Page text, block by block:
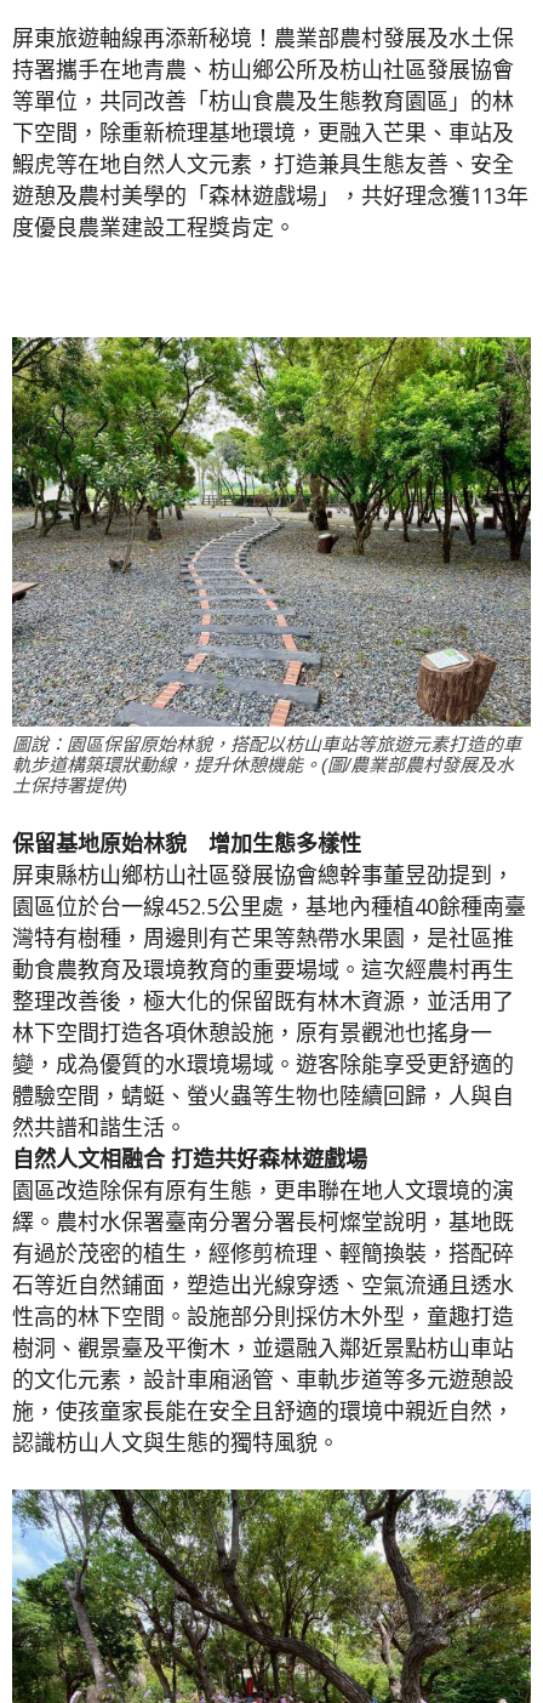
屏東旅遊軸線再添新秘境！農業部農村發展及水土保
持署攜手在地青農、枋山鄉公所及枋山社區發展協會
等單位，共同改善「枋山食農及生態教育園區」的林
下空間，除重新梳理基地環境，更融入芒果、車站及
鰕虎等在地自然人文元素，打造兼具生態友善、安全
遊憩及農村美學的「森林遊戲場」，共好理念獲113年
度優良農業建設工程獎肯定。
圖說：園區保留原始林貌，搭配以枋山車站等旅遊元素打造的車
軌步道構築環狀動線，提升休憩機能。(圖/農業部農村發展及水
土保持署提供)
保留基地原始林貌 增加生態多樣性
​屏東縣枋山鄉枋山社區發展協會總幹事董昱劭提到，
園區位於台一線452.5公里處，基地內種植40餘種南臺
灣特有樹種，周邊則有芒果等熱帶水果園，是社區推
動食農教育及環境教育的重要場域。這次經農村再生
整理改善後，極大化的保留既有林木資源，並活用了
林下空間打造各項休憩設施，原有景觀池也搖身一
變，成為優質的水環境場域。遊客除能享受更舒適的
體驗空間，蜻蜓、螢火蟲等生物也陸續回歸，人與自
然共譜和諧生活。
自然人文相融合 打造共好森林遊戲場
​園區改造除保有原有生態，更串聯在地人文環境的演
繹。農村水保署臺南分署分署長柯燦堂說明，基地既
有過於茂密的植生，經修剪梳理、輕簡換裝，搭配碎
石等近自然鋪面，塑造出光線穿透、空氣流通且透水
性高的林下空間。設施部分則採仿木外型，童趣打造
樹洞、觀景臺及平衡木，並還融入鄰近景點枋山車站
的文化元素，設計車廂涵管、車軌步道等多元遊憩設
施，使孩童家長能在安全且舒適的環境中親近自然，
認識枋山人文與生態的獨特風貌。